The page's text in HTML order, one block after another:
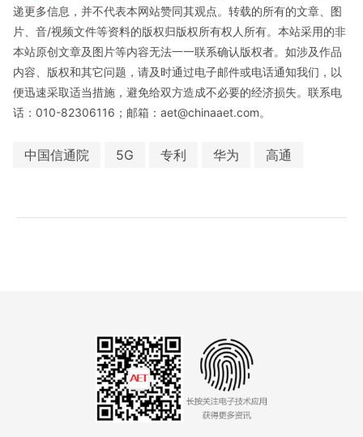
递更多信息，并不代表本网站赞同其观点。转载的所有的文章、图
片、音/视频文件等资料的版权归版权所有权人所有。本站采用的非
本站原创文章及图片等内容无法一一联系确认版权者。如涉及作品
内容、版权和其它问题，请及时通过电子邮件或电话通知我们，以
便迅速采取适当措施，避免给双方造成不必要的经济损失。联系电
话：010-82306116；邮箱：aet@chinaaet.com。
中国信通院 5G 专利 华为 高通